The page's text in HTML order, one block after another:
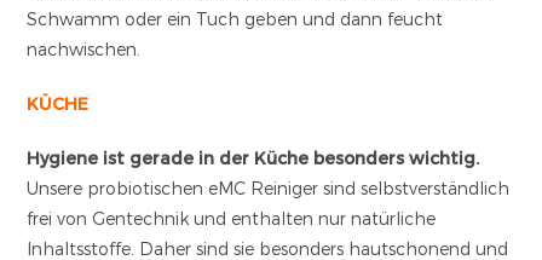
Schwamm oder ein Tuch geben und dann feucht
nachwischen.
KÜCHE
Hygiene ist gerade in der Küche besonders wichtig.
Unsere probiotischen eMC Reiniger sind selbstverständlich
frei von Gentechnik und enthalten nur natürliche
Inhaltsstoffe. Daher sind sie besonders hautschonend und